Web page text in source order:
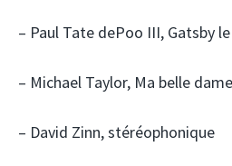
– Paul Tate dePoo III, Gatsby
– Michael Taylor, Ma belle dame
– David Zinn, stéréophonique